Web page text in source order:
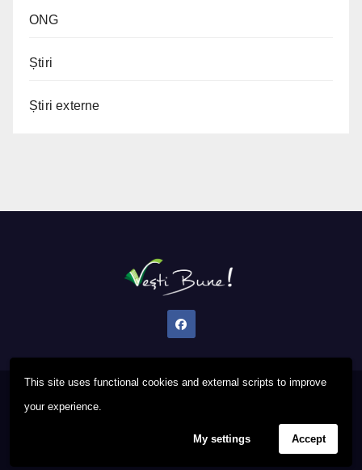
This site uses functional cookies and external scripts to improve
your experience.
My settings Accept
ONG
Știri
Știri externe
Proudly powered by WordPress
Privacy PolicyFAQ